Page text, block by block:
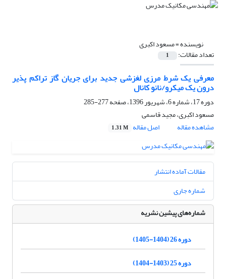
نویسنده =مسعود اکبری
تعداد مقالات: 1
معرفی یک شرط مرزی لغزشی جدید برای جریان گاز تراکم پذیر
درون یک میکرو/نانو کانال
دوره 17، شماره 6، شهریور 1396، صفحه
277-285
مسعود اکبری، مجید قاسمی
مشاهده مقاله
اصل مقاله 1.31 M
مقالات آماده انتشار
شماره جاری
شماره‌های پیشین نشریه
دوره 26 (1404-1405)
دوره 25 (1403-1404)